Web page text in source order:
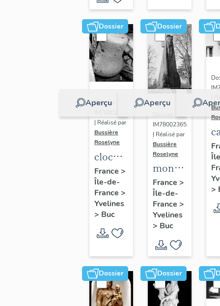
Dossier
Aperçu
Dossier
| Réalisé par
Bussière
Roselyne
cloche
dite
Louise
Auguste
Adélaïde
France >
Île-de-
France >
Yvelines
> Buc
Dossier
Aperçu
IM78002365
| Réalisé par
Bussière
Roselyne
monument
funéraire
de
Jean
Casale
France >
Île-de-
France >
Yvelines
> Buc
>
Dossier Dossier